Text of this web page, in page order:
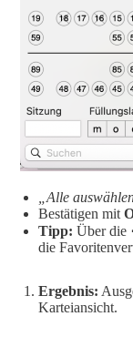
„Alle
Bestätigen mit
Tipp: Über die
die
Ergebnis:
Karteiansicht.